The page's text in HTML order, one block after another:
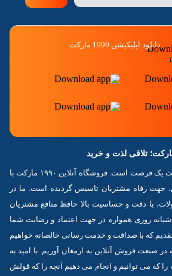
دانلود اپلیکیشن 1990 مارکت
جهان جامعه ماست و اینترنت یک فرصت است. فروشگاه آنلاین ۱۹۹۰ مارکت با
جهت رفاه مشتریان تاسیس گردیده است. ما در
با دقت و حساسیت بالا حافظ منافع مشتریان
شبانه روزی همواره در جهت اعتماد و رضایت شما
که با صداقت و خدمت رسانی خالصانه خواهیم
صنعت فروش آنلاین به ارمغان آوریم. با امید به
که می توانیم و انجام می دهیم آنچه را که قولش